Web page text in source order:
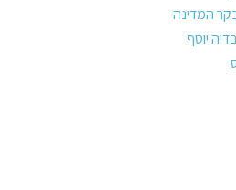
המדינה
יוסף